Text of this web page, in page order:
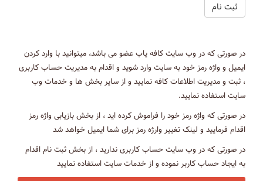
ثبت نام
در صورتی که در وب سایت کافه یاب عضو می باشد، میتوانید با وارد کردن
ایمیل و واژه رمز خود به سایت وارد شوید و اقدام به مدیریت حساب کاربری
، ثبت و مدیریت اطلاعات کافه نمایید و از سایر بخش ها و خدمات وب
سایت استفاده نمایید.
در صورتی که واژه رمز خود را فراموش کرده اید ، از بخش بازیابی واژه رمز
اقدام فرمایید و لینک تغییر وارژه رمز برای شما ایمیل خواهد شد
در صورتی که در وب سایت حساب کاربری ندارید ، از بخش ثبت نام اقدام
به ایجاد حساب کاربر نموده و از خدمات سایت استفاده نمایید